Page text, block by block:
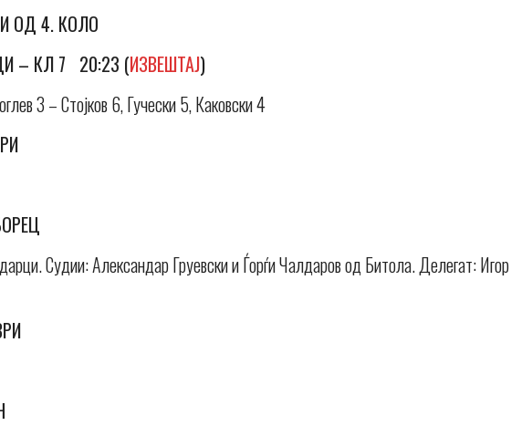
ОД 4. КОЛО
– КЛ 7 20:23 (ИЗВЕШТАЈ)
3 – Стојков 6, Гучески 5, Каковски 4
Судии: Александар Груевски и Ѓорѓи Чалдаров од Битола. Делегат: Игор